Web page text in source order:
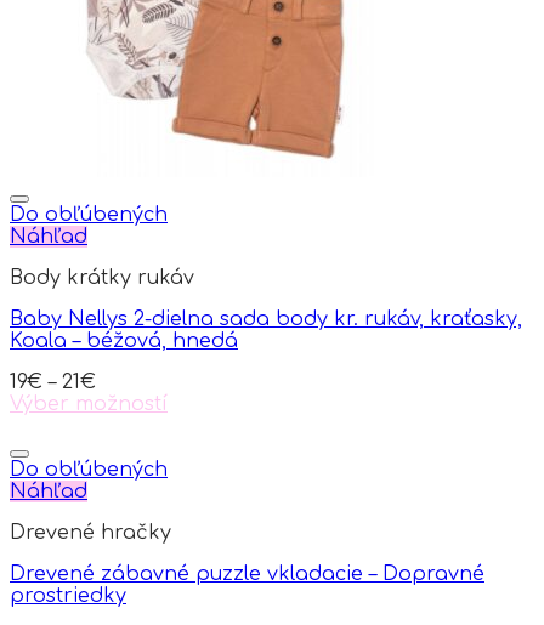
Do obľúbených
Náhľad
Body krátky rukáv
Baby Nellys 2-dielna sada body kr. rukáv, kraťasky,
Koala – béžová, hnedá
19€ – 21€
Výber možností
product
has
multiple
The
may
be
Do obľúbených
Náhľad
Drevené hračky
Drevené zábavné puzzle vkladacie – Dopravné
prostriedky